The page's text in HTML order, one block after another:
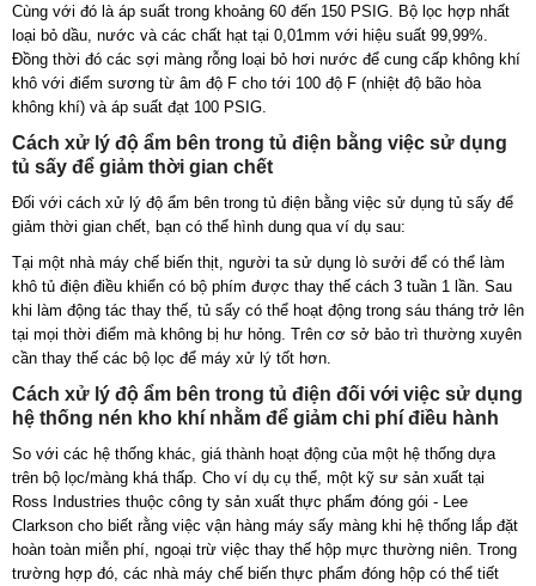
Cùng với đó là áp suất trong khoảng 60 đến 150 PSIG. Bộ lọc hợp nhất
loại bỏ dầu, nước và các chất hạt tại 0,01mm với hiệu suất 99,99%.
Đồng thời đó các sợi màng rỗng loại bỏ hơi nước để cung cấp không khí
khô với điểm sương từ âm độ F cho tới 100 độ F (nhiệt độ bão hòa
không khí) và áp suất đạt 100 PSIG.
Cách xử lý độ ẩm bên trong tủ điện bằng việc sử dụng
tủ sấy để giảm thời gian chết
Đối với cách xử lý độ ẩm bên trong tủ điện bằng việc sử dụng tủ sấy để
giảm thời gian chết, bạn có thể hình dung qua ví dụ sau:
Tại một nhà máy chế biến thịt, người ta sử dụng lò sưởi để có thể làm
khô tủ điện điều khiển có bộ phím được thay thế cách 3 tuần 1 lần. Sau
khi làm động tác thay thế, tủ sấy có thể hoạt động trong sáu tháng trở lên
tại mọi thời điểm mà không bị hư hỏng. Trên cơ sở bảo trì thường xuyên
cần thay thế các bộ lọc để máy xử lý tốt hơn.
Cách xử lý độ ẩm bên trong tủ điện đối với việc sử dụng
hệ thống nén kho khí nhằm để giảm chi phí điều hành
So với các hệ thống khác, giá thành hoạt động của một hệ thống dựa
trên bộ lọc/màng khá thấp. Cho ví dụ cụ thể, một kỹ sư sản xuất tại
Ross Industries thuộc công ty sản xuất thực phẩm đóng gói - Lee
Clarkson cho biết rằng việc vận hàng máy sấy màng khi hệ thống lắp đặt
hoàn toàn miễn phí, ngoại trừ việc thay thế hộp mực thường niên. Trong
trường hợp đó, các nhà máy chế biến thực phẩm đóng hộp có thể tiết